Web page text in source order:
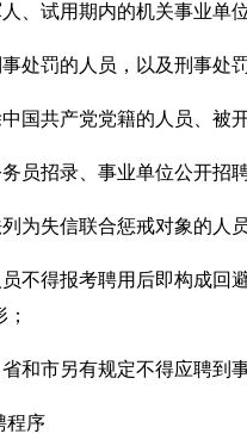
、试用期内的机关事业单
处罚的人员，以及刑事处
国共产党党籍的人员、被
员招录、事业单位公开招
为失信联合惩戒对象的人员
不得报考聘用后即构成回
省和市另有规定不得应聘到
程序